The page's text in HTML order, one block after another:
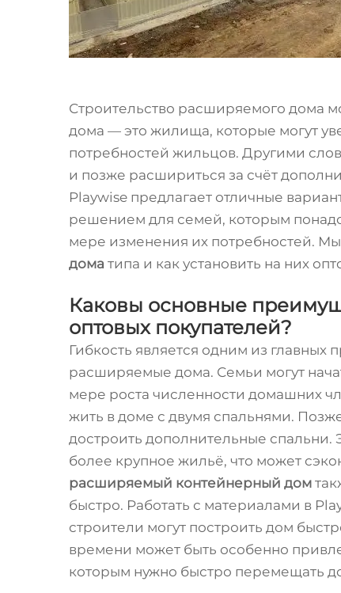
Строительство расширяемого дома
дома — это жилища, которые могут
потребностей жильцов. Другими
и позже расшириться за счёт
Playwise предлагает отличные
решением для семей, которым
мере изменения их потребностей.
дома типа и как установить на них
Каковы основные
оптовых покупателей?
Гибкость является одним из
расширяемые дома. Семьи могут
мере роста численности домашних
жить в доме с двумя спальнями.
достроить дополнительные спальни.
более крупное жильё, что может
расширяемый контейнерный дом
быстро. Работать с материалами в
строители могут построить дом
времени может быть особенно
которым нужно быстро перемещать